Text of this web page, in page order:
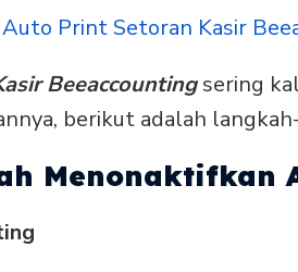
Print Setoran Kasir
Beeaccountingsering
berikut adalah
Menonaktifkan